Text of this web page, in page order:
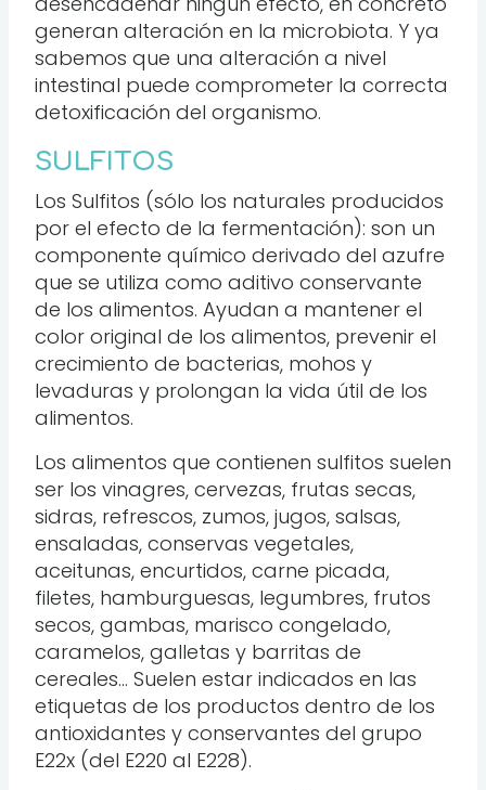
generan alteración en la microbiota. Y ya
sabemos que una alteración a nivel
intestinal puede comprometer la correcta
detoxificación del organismo.
SULFITOS
Los Sulfitos (sólo los naturales producidos
por el efecto de la fermentación): son un
componente químico derivado del azufre
que se utiliza como aditivo conservante
de los alimentos. Ayudan a mantener el
color original de los alimentos, prevenir el
crecimiento de bacterias, mohos y
levaduras y prolongan la vida útil de los
alimentos.
Los alimentos que contienen sulfitos suelen
ser los vinagres, cervezas, frutas secas,
sidras, refrescos, zumos, jugos, salsas,
ensaladas, conservas vegetales,
aceitunas, encurtidos, carne picada,
filetes, hamburguesas, legumbres, frutos
secos, gambas, marisco congelado,
caramelos, galletas y barritas de
cereales… Suelen estar indicados en las
etiquetas de los productos dentro de los
antioxidantes y conservantes del grupo
E22x (del E220 al E228).